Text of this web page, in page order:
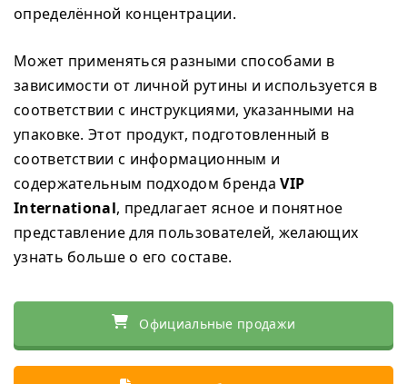
определённой концентрации.
Может применяться разными способами в
зависимости от личной рутины и используется в
соответствии с инструкциями, указанными на
упаковке. Этот продукт, подготовленный в
соответствии с информационным и
содержательным подходом брендаVIP
International, предлагает ясное и понятное
представление для пользователей, желающих
узнать больше о его составе.
Официальные продажи